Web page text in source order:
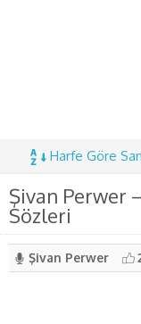
Harfe Göre
Şivan Perwer
Sözleri
Şivan Perwer